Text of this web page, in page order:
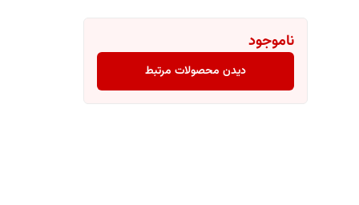
ناموجود
دیدن محصولات مرتبط